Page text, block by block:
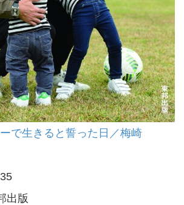
で生きると誓った日／梅崎
出版